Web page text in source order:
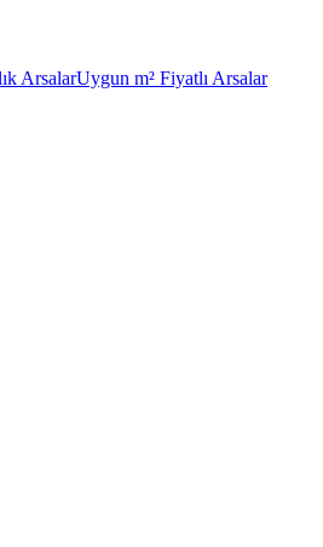
ArsalarUygun m² Fiyatlı Arsalar